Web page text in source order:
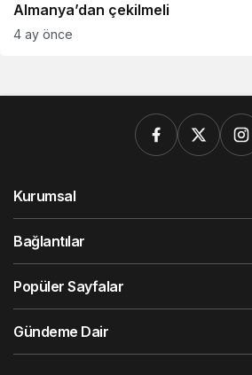
Almanya’dan çekilmeli
4 ay önce
Kurumsal
Bağlantılar
Popüler Sayfalar
Gündeme Dair